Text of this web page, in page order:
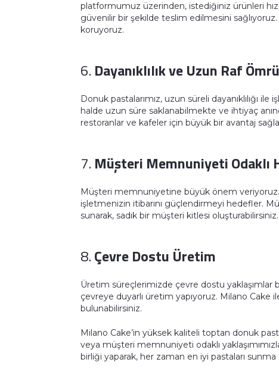
platformumuz üzerinden, istediğiniz ürünleri
güvenilir bir şekilde teslim edilmesini
koruyoruz.
6. Dayanıklılık ve Uzun Raf Ömrü
Donuk pastalarımız, uzun süreli dayanıklılığı
halde uzun süre saklanabilmekte ve ihtiyaç
restoranlar ve kafeler için büyük bir avantaj
7. Müşteri Memnuniyeti Odaklı
Müşteri memnuniyetine büyük önem
işletmenizin itibarını güçlendirmeyi hedefler.
sunarak, sadık bir müşteri kitlesi oluşturabilirsiniz.
8.Çevre Dostu Üretim
Üretim süreçlerimizde çevre dostu yaklaşımlar
çevreye duyarlı üretim yapıyoruz. Milano Cake
bulunabilirsiniz.
Milano Cake’in yüksek kaliteli toptan donuk
veya müşteri memnuniyeti odaklı
birliği yaparak, her zaman en iyi pastaları sunma